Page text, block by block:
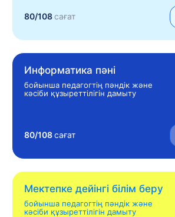
80/108сағат
Информатика пәні
бойынша педагогтің пәндік және
кәсіби құзыреттілігін дамыту
80/108сағат
Мектепке дейінгі білім беру
бойынша педагогтің пәндік және
кәсіби құзыреттілігін дамыту